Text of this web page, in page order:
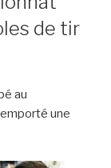
de tir
au
une